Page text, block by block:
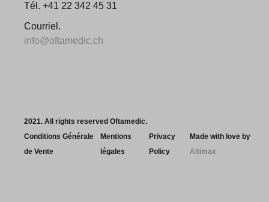
Tél. +41 22 342 45 31
Courriel.
info@oftamedic.ch
2021. All rights reserved Oftamedic.
Conditions Générale
de Vente
Mentions
légales
Privacy
Policy
Made with love by
Altimax